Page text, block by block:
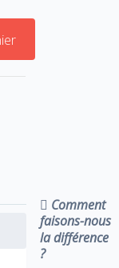
Comment
faisons-nous
la différence
?